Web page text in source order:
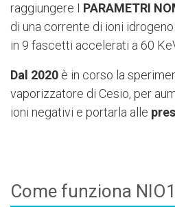
raggiungere I PARAMETRI
di una corrente di ioni
in 9 fascetti accelerati a 60
Dal 2020 è in corso la
vaporizzatore di Cesio, per
ioni negativi e portarla alle
Come funziona